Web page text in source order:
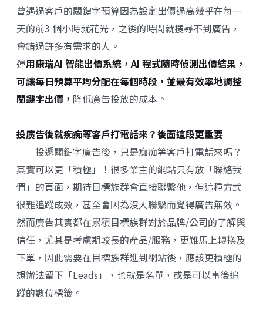
曾遇過客戶的關鍵字預算因為設定出價過高幾乎在每一
天的前3 個小時就花光，之後的時間就搜尋不到廣告，
會錯過許多有需求的人。
運用康瑞AI 智能出價系統，AI 程式隨時偵測出價結果，
可讓每日預算平均分配在每個時段，並最有效率地調整
關鍵字出價， 降低廣告投放的成本。
投廣告後就痴痴等客戶打電話來？後面這段更重要
投遞關鍵字廣告後，只是痴痴等客戶打電話來嗎？
其實可以更「積極」！很多業主的網站只有放「聯絡我
們」的頁面，期待目標族群會直接聯繫他，但這種方式
很難追蹤成效，甚至會因為沒人聯繫而覺得廣告無效。
然而廣告其實都在累積目標族群對於品牌/公司的了解與
信任，尤其是考慮期較長的產品/服務，更難馬上轉換及
下單，因此需要在目標族群進到網站後，應該更積極的
想辦法留下「Leads」，也就是名單，或是可以事後追
蹤的數位標籤。